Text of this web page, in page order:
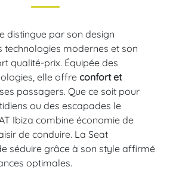
distingue par son design
technologies modernes et son
qualité-prix. Équipée des
elle offre confort et
passagers. Que ce soit pour
ou des escapades le
Ibiza combine économie de
de conduire. La Seat
séduire grâce à son style affirmé
optimales.